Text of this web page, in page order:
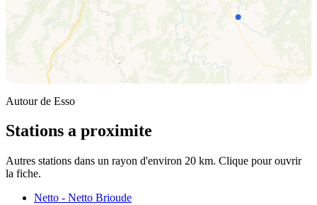
Autour de Esso
Stations a proximite
Autres stations dans un rayon d'environ 20 km. Clique pour ouvrir
la fiche.
Netto - Netto Brioude